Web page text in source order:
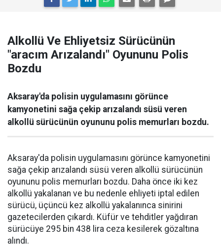
Alkollü Ve Ehliyetsiz Sürücünün
"aracım Arızalandı" Oyununu Polis
Bozdu
Aksaray'da polisin uygulamasını görünce
kamyonetini sağa çekip arızalandı süsü veren
alkollü sürücünün oyununu polis memurları bozdu.
Aksaray'da polisin uygulamasını görünce kamyonetini
sağa çekip arızalandı süsü veren alkollü sürücünün
oyununu polis memurları bozdu. Daha önce iki kez
alkollü yakalanan ve bu nedenle ehliyeti iptal edilen
sürücü, üçüncü kez alkollü yakalanınca sinirini
gazetecilerden çıkardı. Küfür ve tehditler yağdıran
sürücüye 295 bin 438 lira ceza kesilerek gözaltına
alındı.